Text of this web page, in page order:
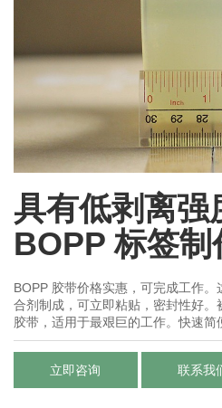
具有低剥离强
BOPP 标签
BOPP 胶带价格实惠，可完成工作
合剂制成，可立即粘贴，密封性好
胶带，适用于最艰巨的工作。快速简
立即咨询 联系我